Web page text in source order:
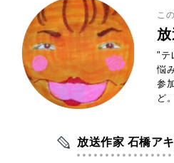
こ
"テ
悩
参
ど
放送作家 石橋ア